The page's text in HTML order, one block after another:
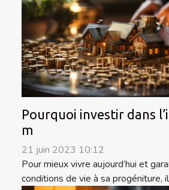
Pourquoi investir dans
m
21 juin 2023 10:12
Pour mieux vivre aujourd’hui et
conditions de vie à sa progéniture,